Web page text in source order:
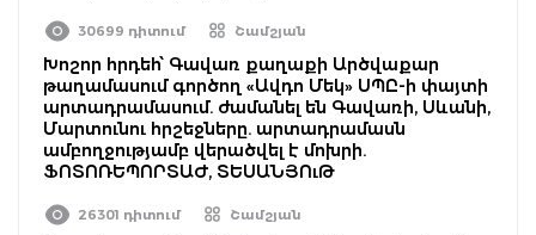
30699 դիտում Շամշյան
Խոշոր հրդեհ՝ Գավառ քաղաքի Արծվաքար
թաղամասում գործող «Ավդո Մեկ» ՍՊԸ-ի փայտի
արտադրամասում. ժամանել են Գավառի, Սևանի,
Մարտունու հրշեջները. արտադրամասն
ամբողջությամբ վերածվել է մոխրի.
ՖՈՏՈՌԵՊՈՐՏԱԺ, ՏԵՍԱՆՅՈւԹ
26301 դիտում Շամշյան